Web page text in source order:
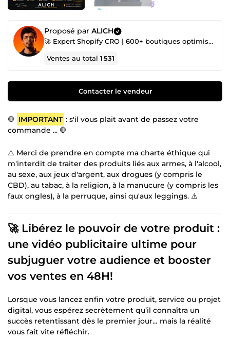
Proposé par ALICH
🚀 Expert Shopify CRO | 600+ boutiques optimisées | +5M€ générés par mes clients | 6 ans d'expérienc
Ventes au total1 531
Contacter le vendeur
🛑 IMPORTANT : s'il vous plait avant de passez votre
commande ... 🛑
⚠️ Merci de prendre en compte ma charte éthique qui
m'interdit de traiter des produits liés aux armes, à l'alcool,
au sexe, aux jeux d'argent, aux drogues (y compris le
CBD), au tabac, à la religion, à la manucure (y compris les
faux ongles), à la perruque, ainsi qu'aux leggings. ⚠️
🚀 Libérez le pouvoir de votre produit :
une vidéo publicitaire ultime pour
subjuguer votre audience et booster
vos ventes en 48H!
Lorsque vous lancez enfin votre produit, service ou projet
digital, vous espérez secrètement qu’il connaîtra un
succès retentissant dès le premier jour… mais la réalité
vous fait vite réfléchir.